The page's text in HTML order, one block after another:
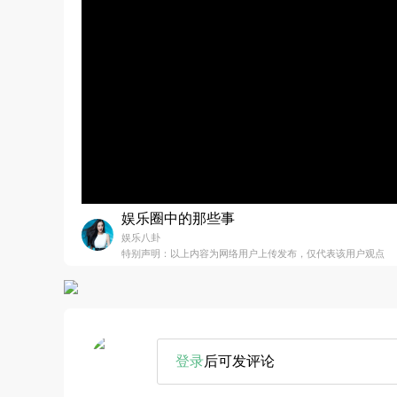
娱乐圈中的那些事
娱乐八卦
特别声明：以上内容为网络用户上传发布，仅代表该用户观点
登录后可发评论